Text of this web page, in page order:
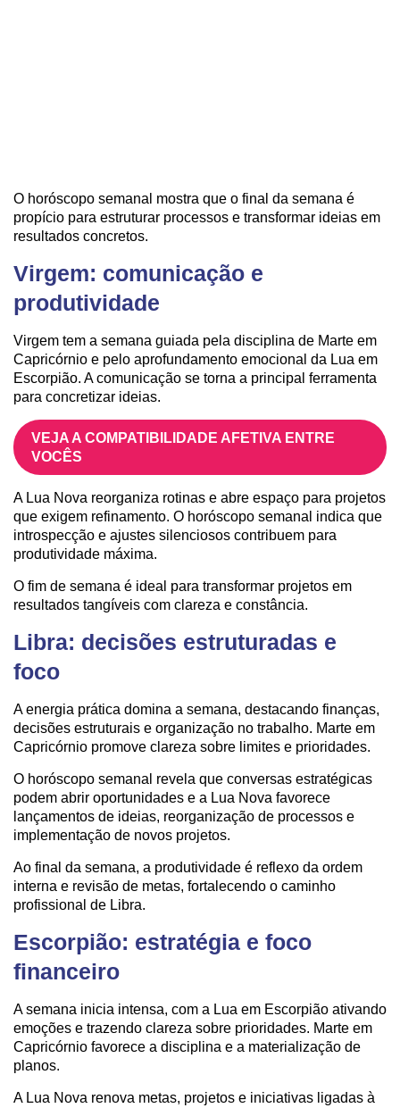
O horóscopo semanal mostra que o final da semana é
propício para estruturar processos e transformar ideias em
resultados concretos.
Virgem: comunicação e
produtividade
Virgem tem a semana guiada pela disciplina de Marte em
Capricórnio e pelo aprofundamento emocional da Lua em
Escorpião. A comunicação se torna a principal ferramenta
para concretizar ideias.
VEJA A COMPATIBILIDADE AFETIVA ENTRE
VOCÊS
A Lua Nova reorganiza rotinas e abre espaço para projetos
que exigem refinamento. O horóscopo semanal indica que
introspecção e ajustes silenciosos contribuem para
produtividade máxima.
O fim de semana é ideal para transformar projetos em
resultados tangíveis com clareza e constância.
Libra: decisões estruturadas e
foco
A energia prática domina a semana, destacando finanças,
decisões estruturais e organização no trabalho. Marte em
Capricórnio promove clareza sobre limites e prioridades.
O horóscopo semanal revela que conversas estratégicas
podem abrir oportunidades e a Lua Nova favorece
lançamentos de ideias, reorganização de processos e
implementação de novos projetos.
Ao final da semana, a produtividade é reflexo da ordem
interna e revisão de metas, fortalecendo o caminho
profissional de Libra.
Escorpião: estratégia e foco
financeiro
A semana inicia intensa, com a Lua em Escorpião ativando
emoções e trazendo clareza sobre prioridades. Marte em
Capricórnio favorece a disciplina e a materialização de
planos.
A Lua Nova renova metas, projetos e iniciativas ligadas à